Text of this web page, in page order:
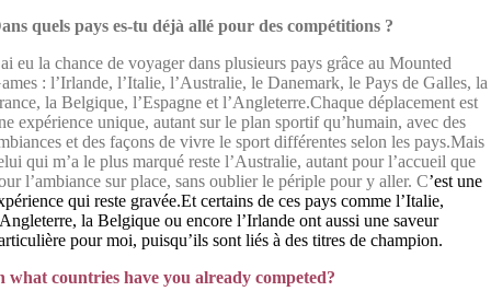
quels pays es-tu déjà allé pour des compétitions ?
eu la chance de voyager dans plusieurs pays grâce au Mounted
: l’Irlande, l’Italie, l’Australie, le Danemark, le Pays de Galles, la
la Belgique, l’Espagne et l’Angleterre.Chaque déplacement est
expérience unique, autant sur le plan sportif qu’humain, avec des
et des façons de vivre le sport différentes selon les pays.Mais
qui m’a le plus marqué reste l’Australie, autant pour l’accueil que
l’ambiance sur place, sans oublier le périple pour y aller. C’est une
qui reste gravée.Et certains de ces pays comme l’Italie,
la Belgique ou encore l’Irlande ont aussi une saveur
pour moi, puisqu’ils sont liés à des titres de champion.
what countries have you already competed?